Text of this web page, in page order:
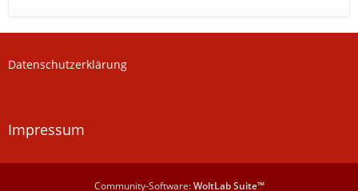
Datenschutzerklärung
Impressum
Community-Software:WoltLab Suite™